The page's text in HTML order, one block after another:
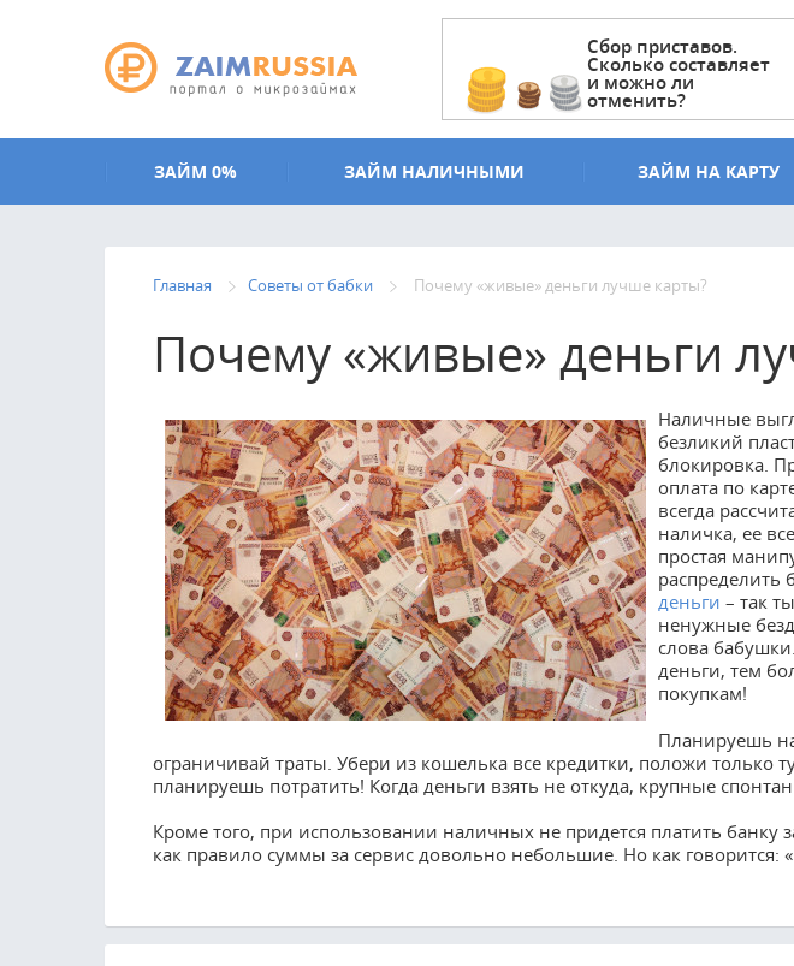
Сбор приставов.
Сколько составляет
и можно ли
отменить?
ЗАЙМ 0% ЗАЙМ НАЛИЧНЫМИ ЗАЙМ НА КАРТУ
Главная Советы от бабки Почему «живые» деньги лучше карты?
Почему «живые» деньги
Наличные
безликий
блокировка.
оплата по
всегда
наличка, ее
простая
распределить
деньги – так
ненужные
слова
деньги, тем
покупкам!
Планируешь
ограничивай траты. Убери из кошелька все кредитки, положи только
планируешь потратить! Когда деньги взять не откуда, крупные
Кроме того, при использовании наличных не придется платить банку
как правило суммы за сервис довольно небольшие. Но как говорится: